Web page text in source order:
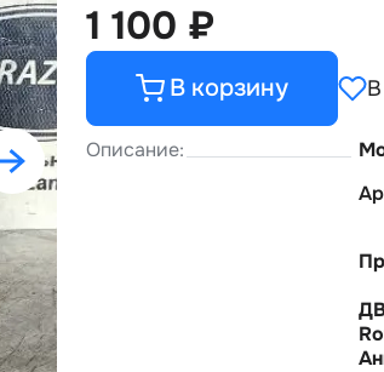
1 100 ₽
В корзину
Описание: